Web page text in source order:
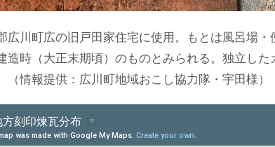
広川町広の旧戸田家住宅に使用。もとは風呂場
造時（大正末期頃）のものとみられる。独立し
（情報提供：広川町地域おこし協力隊・宇田様）